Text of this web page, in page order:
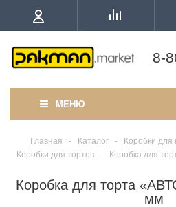
8-
МЕНЮ
Главная - Каталог - Коробки для
Коробки для тортов
- Коробка для
Коробка для торта
мм